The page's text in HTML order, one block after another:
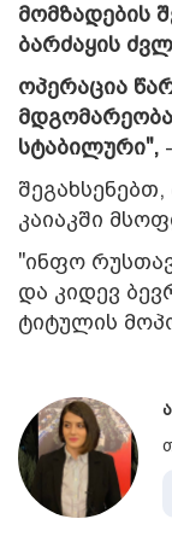
მომზადების
ბარძაყის
ოპერაცია
მდგომარეობა
სტაბილური",
კაიაკში
"ინფო
და კიდევ
ტიტულის